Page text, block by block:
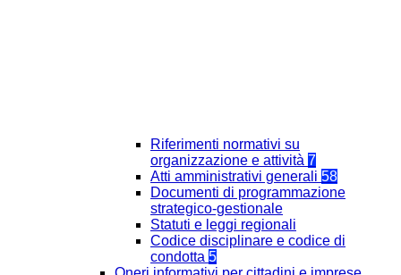
Riferimenti normativi su
organizzazione e attività 7
Atti amministrativi generali 58
Documenti di programmazione
strategico-gestionale
Statuti e leggi regionali
Codice disciplinare e codice di
condotta 5